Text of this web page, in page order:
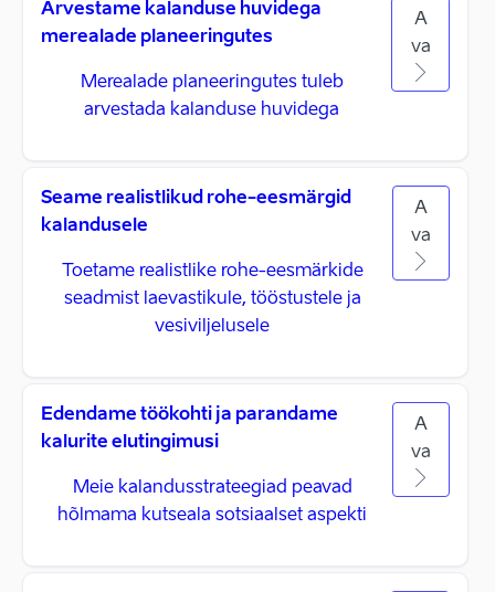
Arvestame kalanduse huvidega
merealade planeeringutes
Merealade planeeringutes tuleb
arvestada kalanduse huvidega
A
va
Seame realistlikud rohe-eesmärgid
kalandusele
Toetame realistlike rohe-eesmärkide
seadmist laevastikule, tööstustele ja
vesiviljelusele
A
va
Edendame töökohti ja parandame
kalurite elutingimusi
Meie kalandusstrateegiad peavad
hõlmama kutseala sotsiaalset aspekti
A
va